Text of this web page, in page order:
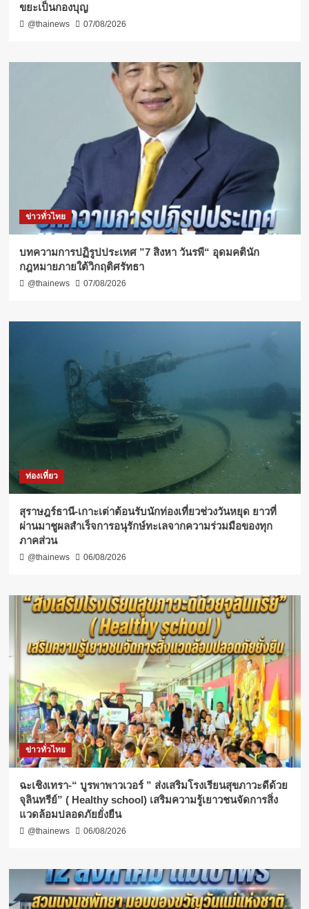
ขยะเป็นกองบุญ
@thainews 07/08/2026
ข่าวทั่วไทย
บทความการปฏิรูปประเทศ ”7 สิงหา วันรพี“ อุดมคตินัก
กฎหมายภายใต้วิกฤติศรัทธา
@thainews 07/08/2026
ท่องเที่ยว
สุราษฎร์ธานี-เกาะเต่าต้อนรับนักท่องเที่ยวช่วงวันหยุด ยาวที่
ผ่านมาชูผลสำเร็จการอนุรักษ์ทะเลจากความร่วมมือของทุก
ภาคส่วน
@thainews 06/08/2026
ข่าวทั่วไทย
ฉะเชิงเทรา-​“ บูรพาพาวเวอร์ ” ส่งเสริมโรงเรียนสุขภาวะดีด้วย
จุลินทรีย์” ( Healthy school) เสริมความรู้เยาวชนจัดการสิ่ง
แวดล้อมปลอดภัยยั่งยืน
@thainews 06/08/2026